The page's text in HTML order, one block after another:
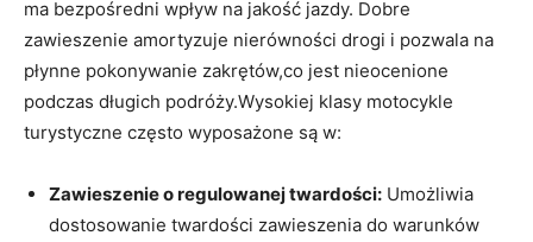
ma bezpośredni wpływ na jakość jazdy. Dobre
zawieszenie amortyzuje nierówności drogi i pozwala na
płynne pokonywanie zakrętów,co jest nieocenione
podczas długich podróży.Wysokiej klasy motocykle
turystyczne często wyposażone są w:
Zawieszenie o regulowanej twardości: Umożliwia
dostosowanie twardości zawieszenia do warunków